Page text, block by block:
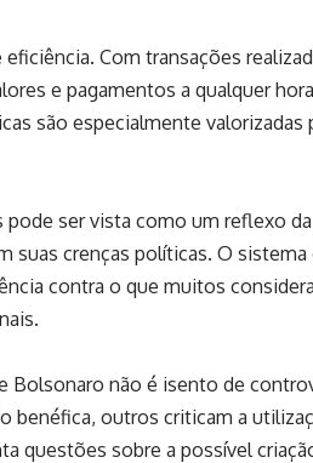
Com transações
e pagamentos a qualquer
são especialmente valorizadas
ser vista como um reflexo
suas crenças políticas. O
contra o que muitos
Bolsonaro não é isento de
benéfica, outros criticam a
questões sobre a possível